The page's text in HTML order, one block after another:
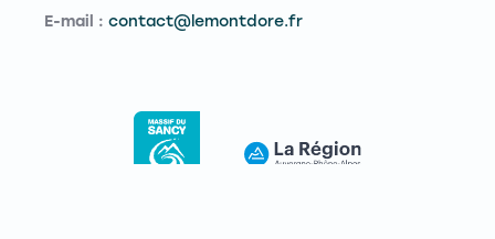
E-mail : contact@lemontdore.fr